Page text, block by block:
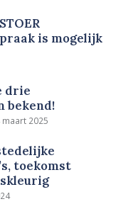
is mogelijk
drie
bekend!
maart 2025
toekomst